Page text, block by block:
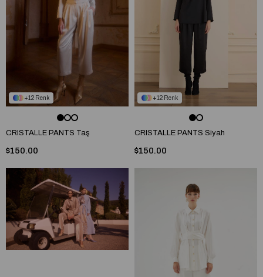
12
CRISTALLE PANTS Taş
$150.00
12
CRISTALLE PANTS Siyah
$150.00